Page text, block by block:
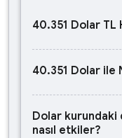
40.351 Dolar TL
40.351 Dolar ile
Dolar kurundaki
nasıl etkiler?